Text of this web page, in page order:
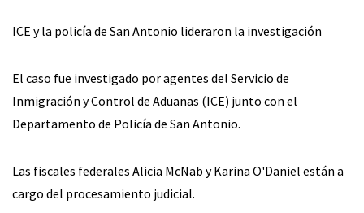
ICE y la policía de San Antonio lideraron la investigación
El caso fue investigado por agentes del Servicio de
Inmigración y Control de Aduanas (ICE) junto con el
Departamento de Policía de San Antonio.
Las fiscales federales Alicia McNab y Karina O'Daniel están a
cargo del procesamiento judicial.